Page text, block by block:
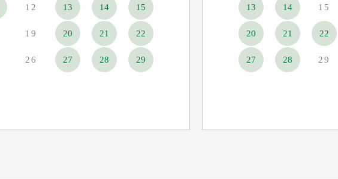
12 13 14 15
19 20 21 22
26 27 28 29
13 14 15
20 21 22
27 28 29